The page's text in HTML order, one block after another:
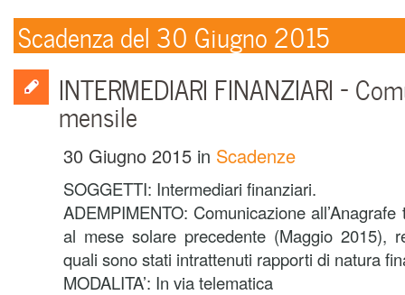
Scadenza del 30 Giugno 2015
INTERMEDIARI FINANZIARI –
mensile
30 Giugno 2015 in Scadenze
SOGGETTI: Intermediari finanziari.
ADEMPIMENTO: Comunicazione
al mese solare precedente (Maggio 2015),
quali sono stati intrattenuti rapporti di natura
MODALITA’: In via telematica